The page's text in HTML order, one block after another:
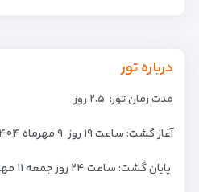
درباره تور
مدت زمان تور: ۲.۵ روز
آغاز گشت: ساعت ۱۹ روز ۹ مهرماه ۱۴۰۴
پایان گشت: ساعت ۲۴ روز جمعه ۱۱ مهرماه ۱۴۰۴